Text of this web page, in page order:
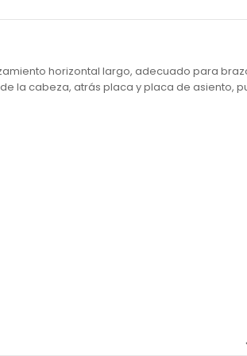
horizontal largo, adecuado para
la cabeza, atrás placa y placa de asiento,